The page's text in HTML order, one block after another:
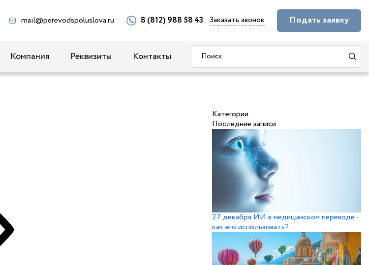
mail@perevodspoluslova.ru 8 (812) 988 58 43 Заказать звонок Подать заявку
Компания Реквизиты Контакты
Категории
Последние записи
27 декабря ИИ в медицинском переводе -
как его использовать?